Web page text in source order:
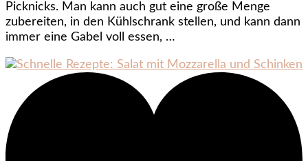
Picknicks. Man kann auch gut eine große Menge
zubereiten, in den Kühlschrank stellen, und kann dann
immer eine Gabel voll essen, …